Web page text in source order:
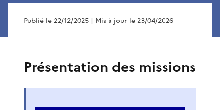
Publié le 22/12/2025 | Mis à jour le 23/04/2026
Présentation des missions